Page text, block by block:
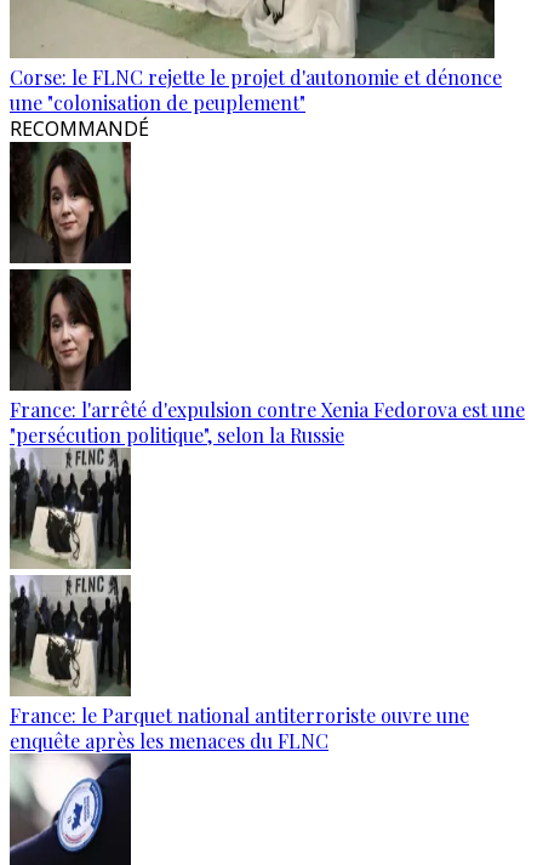
Corse: le FLNC rejette le projet d'autonomie et dénonce
une "colonisation de peuplement"
RECOMMANDÉ
France: l'arrêté d'expulsion contre Xenia Fedorova est une
"persécution politique", selon la Russie
France: le Parquet national antiterroriste ouvre une
enquête après les menaces du FLNC